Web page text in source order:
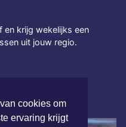
cookies om
ervaring krijgt
en krijg wekelijks een
uit jouw regio.